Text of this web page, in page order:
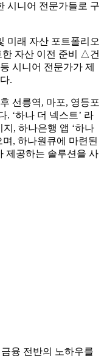
시니어 전문가들로 구
미래 자산 포트폴리오
자산 이전 준비 △건
시니어 전문가가 제
.
선릉역, 마포, 영등포
. ‘하나 더 넥스트’ 라
지, 하나은행 앱 ‘하나
, 하나원큐에 마련된
제공하는 솔루션을 사
융 전반의 노하우를